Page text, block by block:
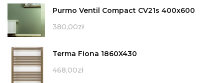
Purmo Ventil Compact CV21s 400x600
380,00zł
Terma Fiona 1860X430
468,00zł